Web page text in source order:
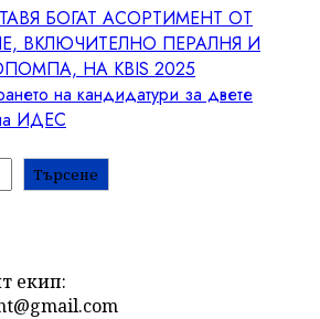
БОГАТ АСОРТИМЕНТ ОТ
ВКЛЮЧИТЕЛНО ПЕРАЛНЯ И
НА KBIS 2025
на кандидатури за двете
ИДЕС
Търсене
екип: